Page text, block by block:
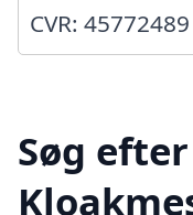
CVR: 45772489
Søg